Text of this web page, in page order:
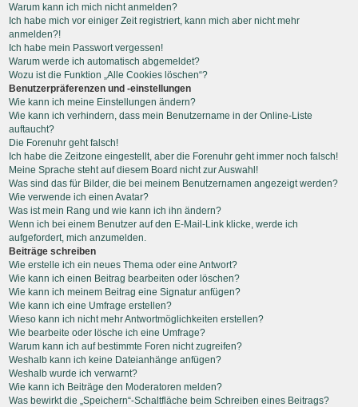
Warum kann ich mich nicht anmelden?
Ich habe mich vor einiger Zeit registriert, kann mich aber nicht mehr
anmelden?!
Ich habe mein Passwort vergessen!
Warum werde ich automatisch abgemeldet?
Wozu ist die Funktion „Alle Cookies löschen“?
Benutzerpräferenzen und -einstellungen
Wie kann ich meine Einstellungen ändern?
Wie kann ich verhindern, dass mein Benutzername in der Online-Liste
auftaucht?
Die Forenuhr geht falsch!
Ich habe die Zeitzone eingestellt, aber die Forenuhr geht immer noch falsch!
Meine Sprache steht auf diesem Board nicht zur Auswahl!
Was sind das für Bilder, die bei meinem Benutzernamen angezeigt werden?
Wie verwende ich einen Avatar?
Was ist mein Rang und wie kann ich ihn ändern?
Wenn ich bei einem Benutzer auf den E-Mail-Link klicke, werde ich
aufgefordert, mich anzumelden.
Beiträge schreiben
Wie erstelle ich ein neues Thema oder eine Antwort?
Wie kann ich einen Beitrag bearbeiten oder löschen?
Wie kann ich meinem Beitrag eine Signatur anfügen?
Wie kann ich eine Umfrage erstellen?
Wieso kann ich nicht mehr Antwortmöglichkeiten erstellen?
Wie bearbeite oder lösche ich eine Umfrage?
Warum kann ich auf bestimmte Foren nicht zugreifen?
Weshalb kann ich keine Dateianhänge anfügen?
Weshalb wurde ich verwarnt?
Wie kann ich Beiträge den Moderatoren melden?
Was bewirkt die „Speichern“-Schaltfläche beim Schreiben eines Beitrags?